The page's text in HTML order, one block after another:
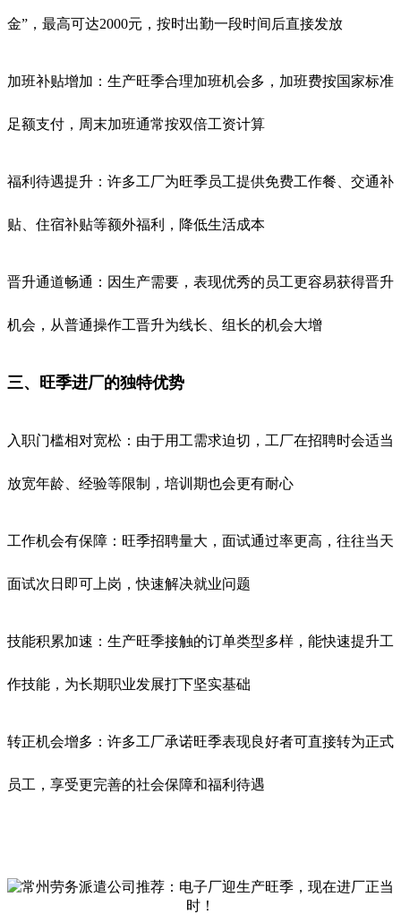
金”，最高可达2000元，按时出勤一段时间后直接发放
加班补贴增加：生产旺季合理加班机会多，加班费按国家标准
足额支付，周末加班通常按双倍工资计算
福利待遇提升：许多工厂为旺季员工提供免费工作餐、交通补
贴、住宿补贴等额外福利，降低生活成本
晋升通道畅通：因生产需要，表现优秀的员工更容易获得晋升
机会，从普通操作工晋升为线长、组长的机会大增
三、旺季进厂的独特优势
入职门槛相对宽松：由于用工需求迫切，工厂在招聘时会适当
放宽年龄、经验等限制，培训期也会更有耐心
工作机会有保障：旺季招聘量大，面试通过率更高，往往当天
面试次日即可上岗，快速解决就业问题
技能积累加速：生产旺季接触的订单类型多样，能快速提升工
作技能，为长期职业发展打下坚实基础
转正机会增多：许多工厂承诺旺季表现良好者可直接转为正式
员工，享受更完善的社会保障和福利待遇